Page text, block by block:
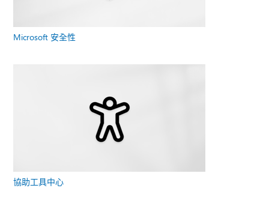
Microsoft 安全性
協助工具中心